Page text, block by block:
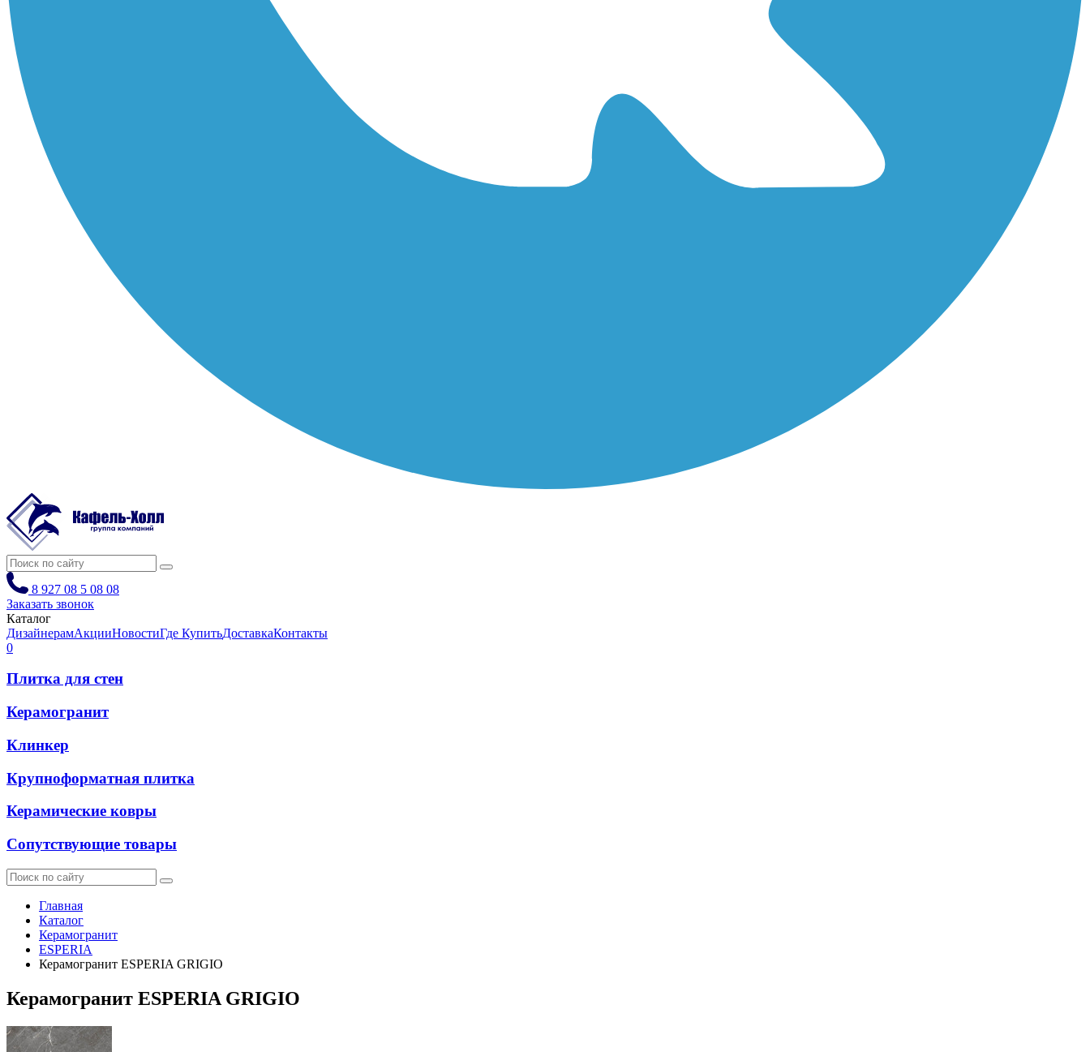
8 927 08 5 08 08
Заказать звонок
Каталог
ДизайнерамАкцииНовостиГде КупитьДоставкаКонтакты
0
Плитка для стен
Керамогранит
Клинкер
Крупноформатная плитка
Керамические ковры
Сопутствующие товары
Главная
Каталог
Керамогранит
ESPERIA
Керамогранит ESPERIA GRIGIO
Керамогранит ESPERIA GRIGIO